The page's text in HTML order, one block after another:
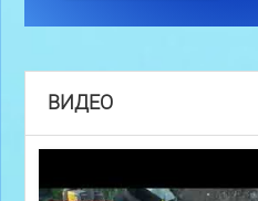
ВИДЕО